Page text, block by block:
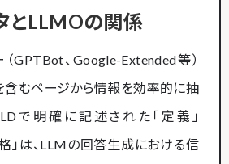
とLLMOの関係
GPTBot、Google-Extended等）
含むページから情報を効率的に抽
で明確に記述された「定義」
格」は、LLMの回答生成における信